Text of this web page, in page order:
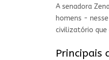
A senadora
homens -
civilizatório que
Principais